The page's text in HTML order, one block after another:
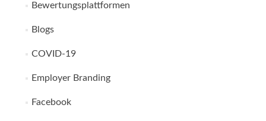
Bewertungsplattformen
Blogs
COVID-19
Employer Branding
Facebook